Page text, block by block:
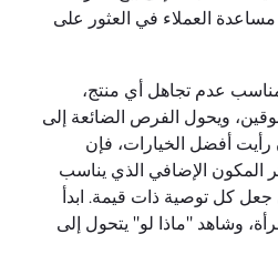
العملاء في العثور على
عدم تجاهل أي منتج،
ويحول الفرص الضائعة إلى
رأيت أفضل الخيارات، فإن
المكون الإضافي الذي يناسب
كل توصية ذات قيمة. ابدأ
وشاهد "ماذا لو" يتحول إلى